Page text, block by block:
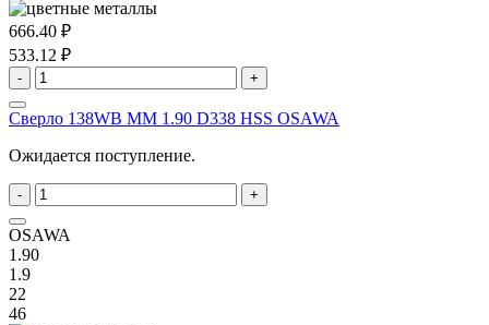
666.40 ₽
533.12 ₽
- +
Сверло 138WB MM 1.90 D338 HSS OSAWA
Ожидается поступление.
- +
OSAWA
1.90
1.9
22
46